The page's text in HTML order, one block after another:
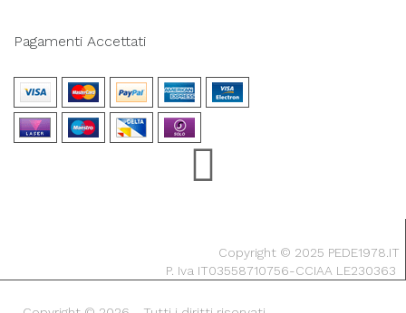
Pagamenti Accettati
Copyright © 2025 PEDE1978.IT
P. Iva IT03558710756-CCIAA LE230363